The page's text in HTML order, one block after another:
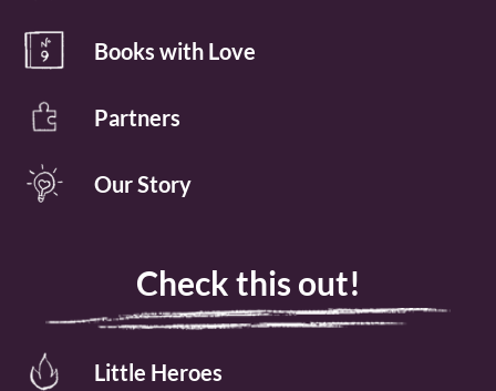
Books with Love
Partners
Our Story
Check this out!
Little Heroes